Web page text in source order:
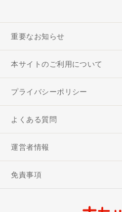
重要なお知らせ
本サイトのご利用について
プライバシーポリシー
よくある質問
運営者情報
免責事項